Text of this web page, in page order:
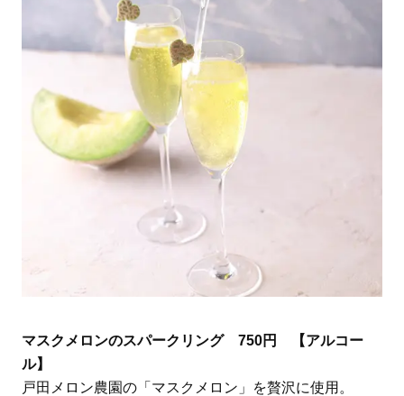
マスクメロンのスパークリング 750円 【アルコー
ル】
戸田メロン農園の「マスクメロン」を贅沢に使用。